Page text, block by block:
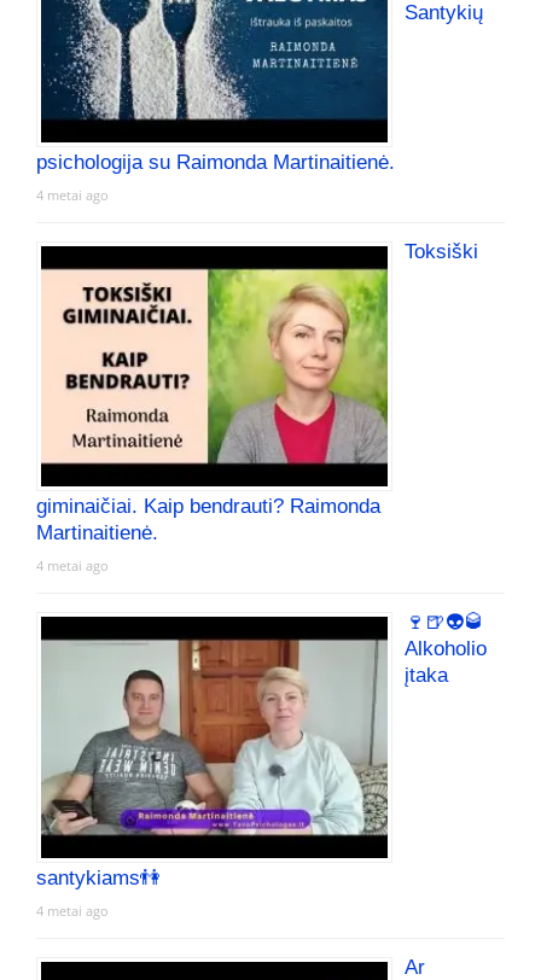
Santykių
psichologija su Raimonda Martinaitienė.
4 metai ago
Toksiški
giminaičiai. Kaip bendrauti? Raimonda
Martinaitienė.
4 metai ago
🍷🍺👽🥃
Alkoholio
įtaka
santykiams👫
4 metai ago
Ar